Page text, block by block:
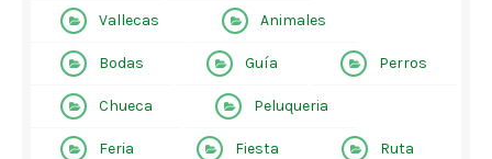
Vallecas Animales
Bodas Guía Perros
Chueca Peluqueria
Feria Fiesta Ruta